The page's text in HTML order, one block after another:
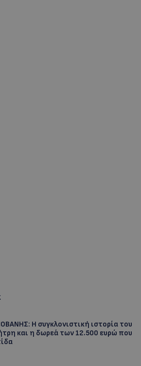
Η συγκλονιστική ιστορία του
και η δωρεά των 12.500 ευρώ που